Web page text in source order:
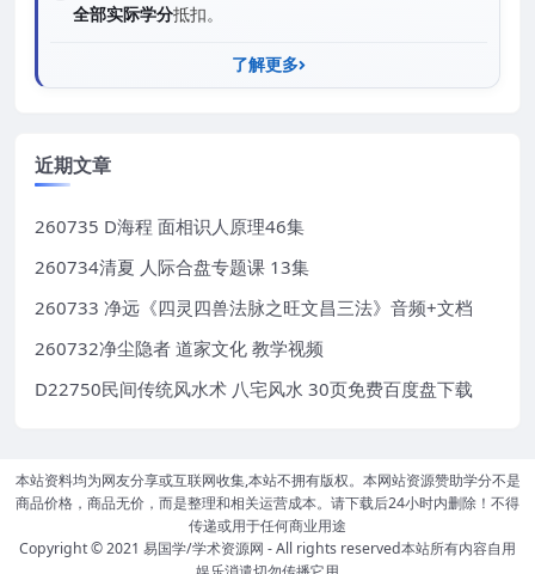
全部实际学分抵扣。
了解更多
近期文章
260735 D海程 面相识人原理46集
260734清夏 人际合盘专题课 13集
260733 净远《四灵四兽法脉之旺文昌三法》音频+文档
260732净尘隐者 道家文化 教学视频
D22750民间传统风水术 八宅风水 30页免费百度盘下载
本站资料均为网友分享或互联网收集,本站不拥有版权。本网站资源赞助学分不是
商品价格，商品无价，而是整理和相关运营成本。请下载后24小时内删除！不得
传递或用于任何商业用途
Copyright © 2021 易国学/学术资源网 - All rights reserved本站所有内容自用